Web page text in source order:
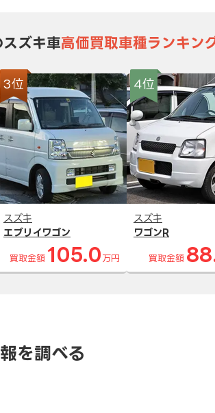
スズキ車高価買取車種ランキン
3位
スズキ
エブリイワゴン
買取金額 105.0 万円
4位
スズキ
ワゴンR
買取金額
を調べる